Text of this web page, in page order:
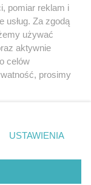
sp. z o.o.
pomiar reklam i
usług. Za zgodą
używać
aktywnie
celów
prosimy
rogu strony
nie wymagają
USTAWIENIA